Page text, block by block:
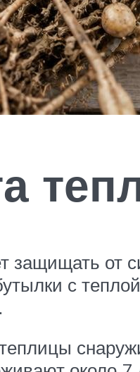
защищать от
с